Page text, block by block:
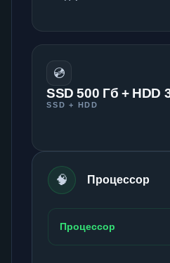
💿
SSD 500 Гб + HDD
SSD + HDD
🧠 Процессор
Процессор